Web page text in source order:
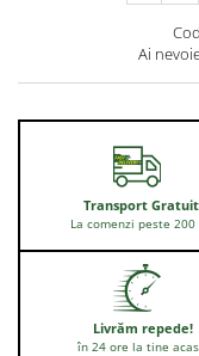
Ai
Transport
La comenzi peste 200
Livrăm repede!
în 24 ore la tine